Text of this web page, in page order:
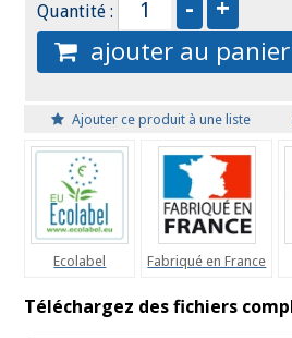
Quantité :
ajouter au panier
Ajouter ce produit à une liste
Ecolabel Fabriqué en France
Téléchargez des fichiers